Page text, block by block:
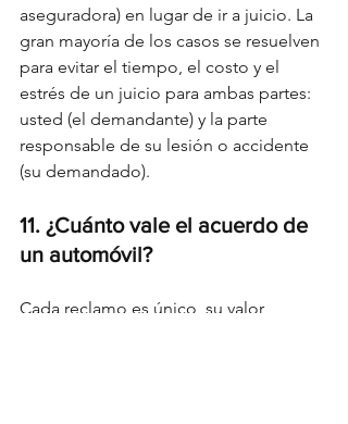
aseguradora) en lugar de ir a juicio. La
gran mayoría de los casos se resuelven
para evitar el tiempo, el costo y el
estrés de un juicio para ambas partes:
usted (el demandante) y la parte
responsable de su lesión o accidente
(su demandado).
11. ¿Cuánto vale el acuerdo de
un automóvil?
Cada reclamo es único, su valor